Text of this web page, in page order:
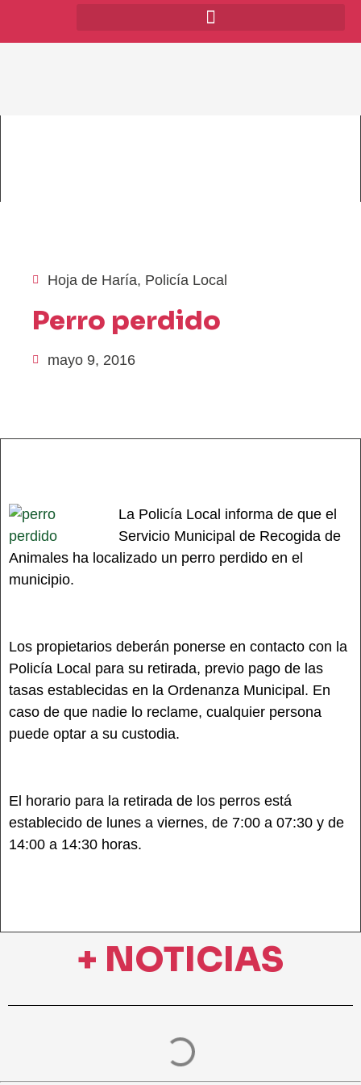
Hoja de Haría, Policía Local
Perro perdido
mayo 9, 2016
La Policía Local informa de que el
Servicio Municipal de Recogida de
Animales ha localizado un perro perdido en el
municipio.
Los propietarios deberán ponerse en contacto con la
Policía Local para su retirada, previo pago de las
tasas establecidas en la Ordenanza Municipal. En
caso de que nadie lo reclame, cualquier persona
puede optar a su custodia.
El horario para la retirada de los perros está
establecido de lunes a viernes, de 7:00 a 07:30 y de
14:00 a 14:30 horas.
+ NOTICIAS